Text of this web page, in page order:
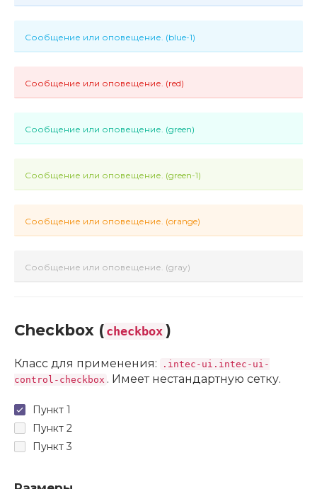
Сообщение или оповещение. (blue-1)
Сообщение или оповещение. (red)
Сообщение или оповещение. (green)
Сообщение или оповещение. (green-1)
Сообщение или оповещение. (orange)
Сообщение или оповещение. (gray)
Checkbox ( checkbox )
Класс для применения:
.intec-ui.intec-ui-
control-checkbox . Имеет нестандартную сетку.
Пункт 1
Пункт 2
Пункт 3